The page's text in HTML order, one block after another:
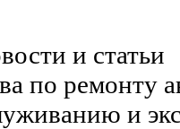
и статьи
по ремонту
и